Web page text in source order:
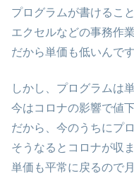
プログラムが書けるこ
エクセルなどの事務作
だから単価も低いんです
しかし、プログラムは
今はコロナの影響で値
だから、今のうちにプ
そうなるとコロナが収
単価も平常に戻るので